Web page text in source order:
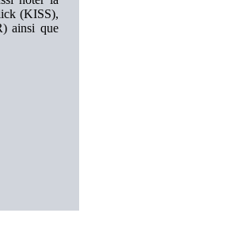
(KISS),
ainsi que